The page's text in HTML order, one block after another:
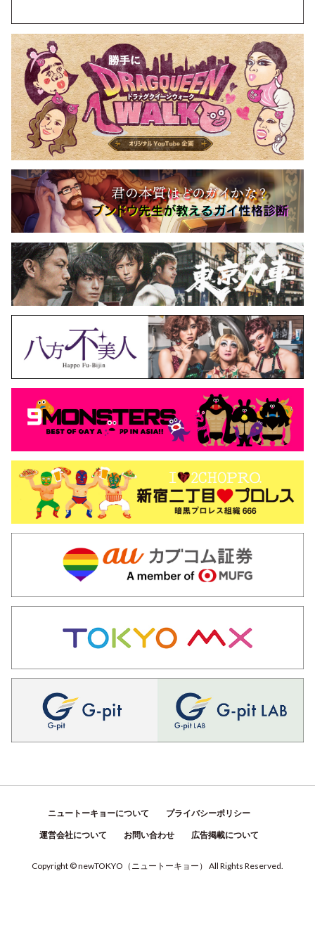
ニュートーキョーについて プライバシーポリシー
運営会社について お問い合わせ 広告掲載について
Copyright © newTOKYO （ ニュートーキョー ） All Rights Reserved.